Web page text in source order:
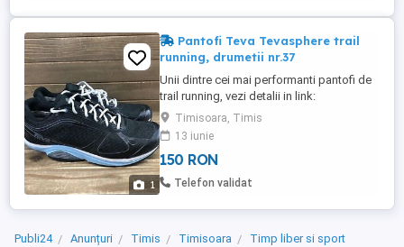
1
Pantofi Teva Tevasphere trail
running, drumetii nr.37
Unii dintre cei mai performanti pantofi de
trail running, vezi detalii in link:
theurbangear.com.au products teva-
mens-tevasphere-rally Sunt prevazuti cu
membrana impermeabila si respirabila
eVent Talpa SpiderRubber ofera aderenta
excelenta pe suprafete umede si noroi.
Timisoara, Timis
13 iunie
150 RON
Telefon validat
Publi24 Anunțuri Timis Timisoara
Timp liber si sport